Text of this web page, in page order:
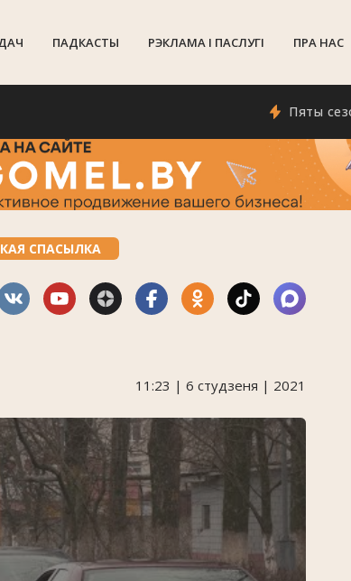
ПАДКАСТЫ РЭКЛАМА I ПАСЛУГI ПРА НАС
Пяты сезон
СПАСЫЛКА
11:23 | 6 студзеня | 2021